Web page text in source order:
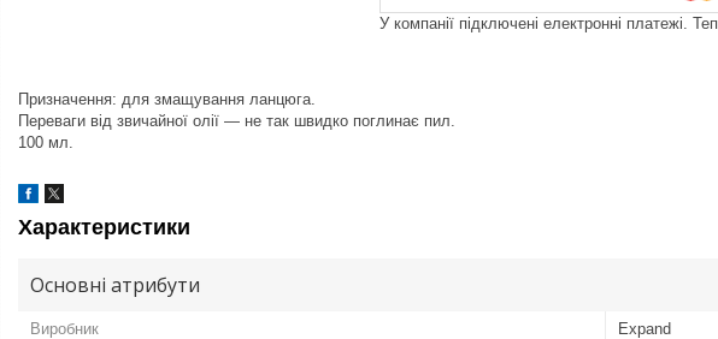
У компанії підключені електронні платежі.
Призначення: для змащування ланцюга.
Переваги від звичайної олії — не так швидко поглинає пил.
100 мл.
Характеристики
Основні атрибути
Виробник Expand